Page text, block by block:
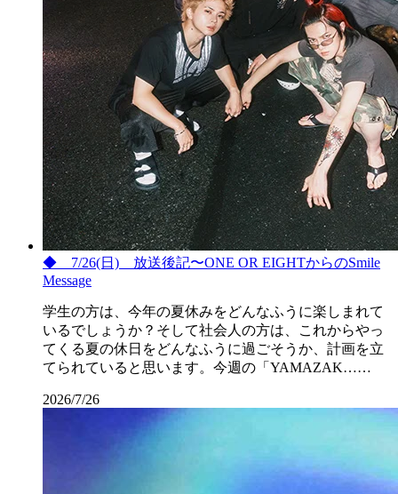
◆ 7/26(日) 放送後記〜ONE OR EIGHTからのSmile
Message
学生の方は、今年の夏休みをどんなふうに楽しまれて
いるでしょうか？そして社会人の方は、これからやっ
てくる夏の休日をどんなふうに過ごそうか、計画を立
てられていると思います。今週の「YAMAZAK……
2026/7/26